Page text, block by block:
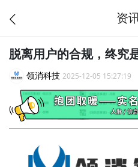
资
脱离用户的合规，终究
领消科技 2025-12-05 15:27:19